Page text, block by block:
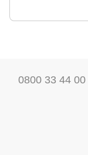
0800 33 44 00